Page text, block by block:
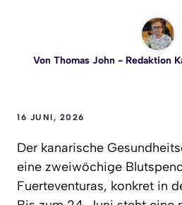
Von Thomas John- Redaktion
16 JUNI, 2026
Der kanarische
eine zweiwöchige
Fuerteventuras, konkret in